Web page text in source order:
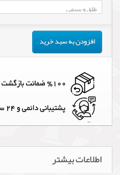
افزودن به سبد خرید
اطلاعات بیشتر